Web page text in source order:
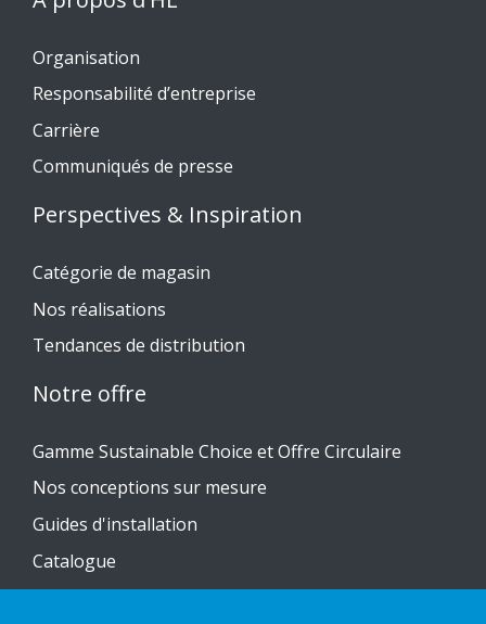
Organisation
Responsabilité d’entreprise
Carrière
Communiqués de presse
Perspectives & Inspiration
Catégorie de magasin
Nos réalisations
Tendances de distribution
Notre offre
Gamme Sustainable Choice et Offre Circulaire
Nos conceptions sur mesure
Guides d'installation
Catalogue